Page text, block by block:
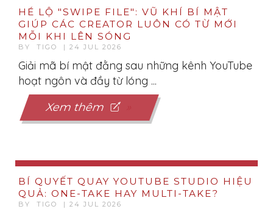
HÉ LỘ "SWIPE FILE": VŨ KHÍ BÍ MẬT
GIÚP CÁC CREATOR LUÔN CÓ TỪ MỚI
MỖI KHI LÊN SÓNG
BY TIGO | 24 JUL 2026
Giải mã bí mật đằng sau những kênh YouTube
hoạt ngôn và đầy từ lóng ...
Xem thêm
BÍ QUYẾT QUAY YOUTUBE STUDIO HIỆU
QUẢ: ONE-TAKE HAY MULTI-TAKE?
BY TIGO | 24 JUL 2026